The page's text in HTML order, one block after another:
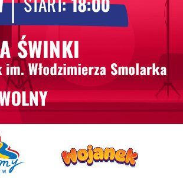
z samochodu, co zajmuje
które umożliwiają dotarcie do
wypad.
Polski, a ich lokalizacja
która zapewni Ci